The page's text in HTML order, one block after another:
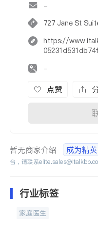
-
727 Jane St
https://
-
点赞
暂无商家介绍 成为精
台，请联系
行业标签
家庭医生